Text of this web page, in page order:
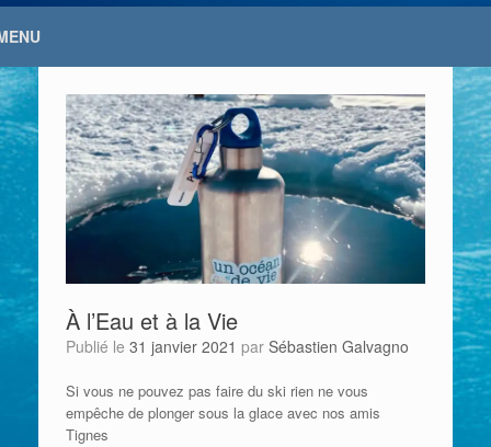
À l’Eau et à la Vie
Publié le 31 janvier 2021 par Sébastien Galvagno
Si vous ne pouvez pas faire du ski rien ne vous
empêche de plonger sous la glace avec nos amis
Tignes